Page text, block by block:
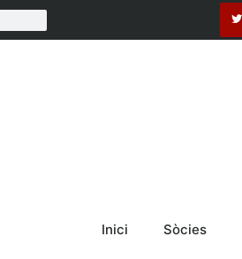
Inici Sòcies